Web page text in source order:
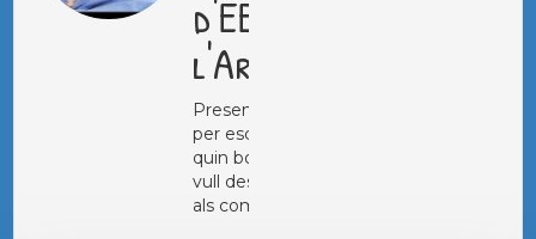
d'EE
l'Arboç
Presentació
per escollir
quin bon dia
vull desitjar
als companys